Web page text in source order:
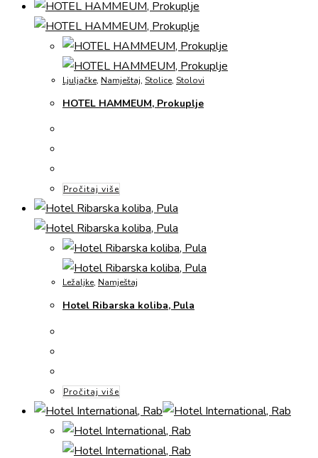
Ljuljačke, Namještaj, Stolice, Stolovi
HOTEL HAMMEUM, Prokuplje
Pročitaj više
Ležaljke, Namještaj
Hotel Ribarska koliba, Pula
Pročitaj više